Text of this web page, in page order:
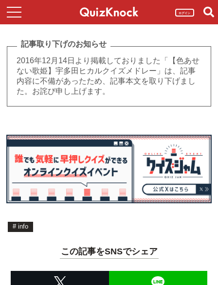
ログイン
記事取り下げのお知らせ
2016年12月14日より掲載しておりました「【色あせ
ない歌姫】宇多田ヒカルクイズメドレー」は、記事
内容に不備があったため、記事本文を取り下げまし
た。お詫び申し上げます。
# info
この記事をSNSでシェア